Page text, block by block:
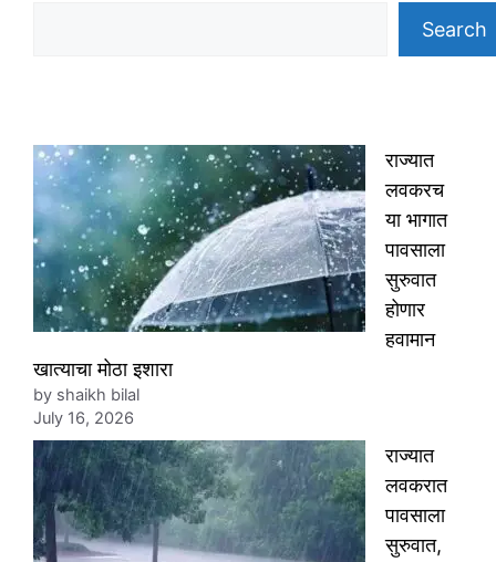
Search
राज्यात
लवकरच
या भागात
पावसाला
सुरुवात
होणार
हवामान
खात्याचा मोठा इशारा
by shaikh bilal
July 16, 2026
राज्यात
लवकरात
पावसाला
सुरुवात,